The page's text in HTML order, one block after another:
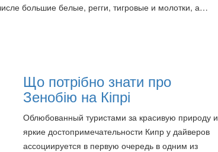
большие белые, регги, тигровые и молотки, а…
Що потрібно знати про
Зенобію на Кіпрі
Облюбованный туристами за красивую природу и
яркие достопримечательности Кипр у дайверов
ассоциируется в первую очередь в одним из